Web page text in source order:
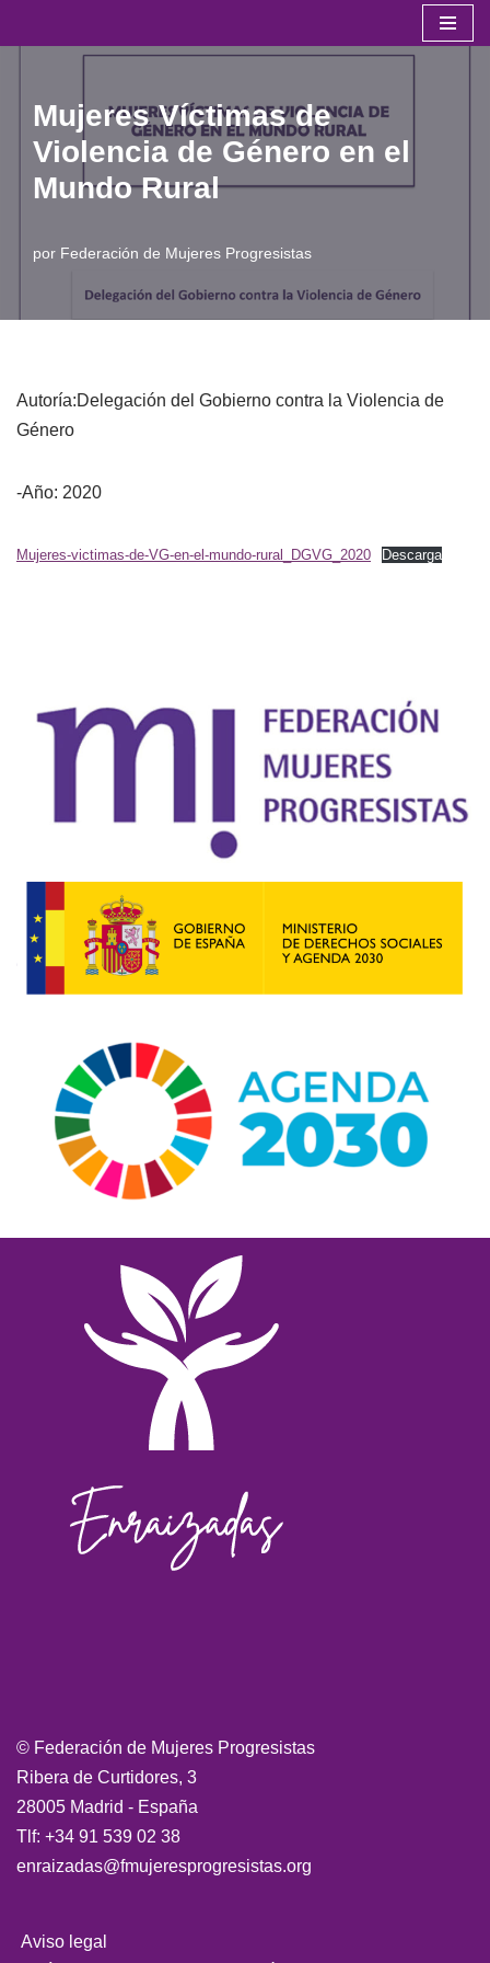
contenido
Mujeres Víctimas de
Violencia de Género en el
Mundo Rural
por Federación de Mujeres Progresistas
Autoría:Delegación del Gobierno contra la Violencia de
Género
-Año: 2020
Mujeres-victimas-de-VG-en-el-mundo-rural_DGVG_2020 Descarga
© Federación de Mujeres Progresistas
Ribera de Curtidores, 3
28005 Madrid - España
Tlf: +34 91 539 02 38
enraizadas@fmujeresprogresistas.org
Aviso legal